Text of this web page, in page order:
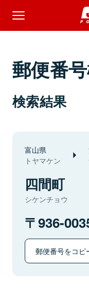
郵便番
検索結果
富山県
トヤマケン
四間町
シケンチョウ
936-
郵便番号をコピ